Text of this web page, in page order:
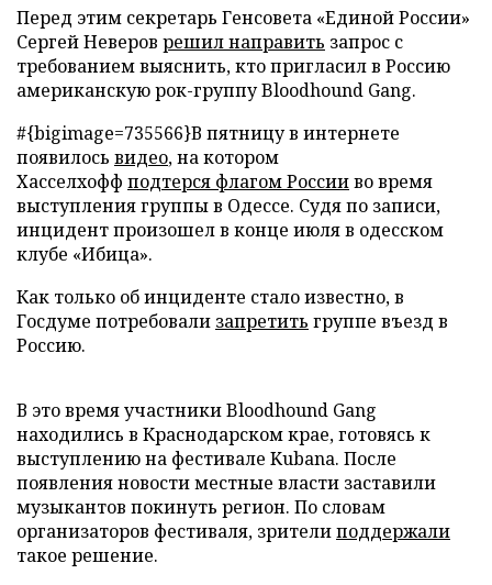
Перед этим секретарь Генсовета «Единой России»
Сергей Неверов решил направить запрос с
требованием выяснить, кто пригласил в Россию
американскую рок-группу Bloodhound Gang.
#{bigimage=735566}В пятницу в интернете
появилось видео, на котором
Хасселхофф подтерся флагом Россииво время
выступления группы в Одессе. Судя по записи,
инцидент произошел в конце июля в одесском
клубе «Ибица».
Как только об инциденте стало известно, в
Госдуме потребовали запретить группе въезд в
Россию.
В это время участники Bloodhound Gang
находились в Краснодарском крае, готовясь к
выступлению на фестивале Kubana. После
появления новости местные власти заставили
музыкантов покинуть регион. По словам
организаторов фестиваля, зрителиподдержали
такое решение.